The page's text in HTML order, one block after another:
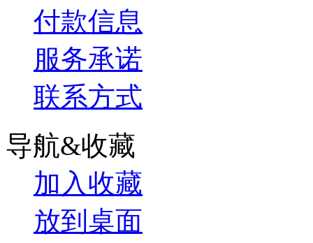
付款信息
服务承诺
联系方式
导航&收藏
加入收藏
放到桌面